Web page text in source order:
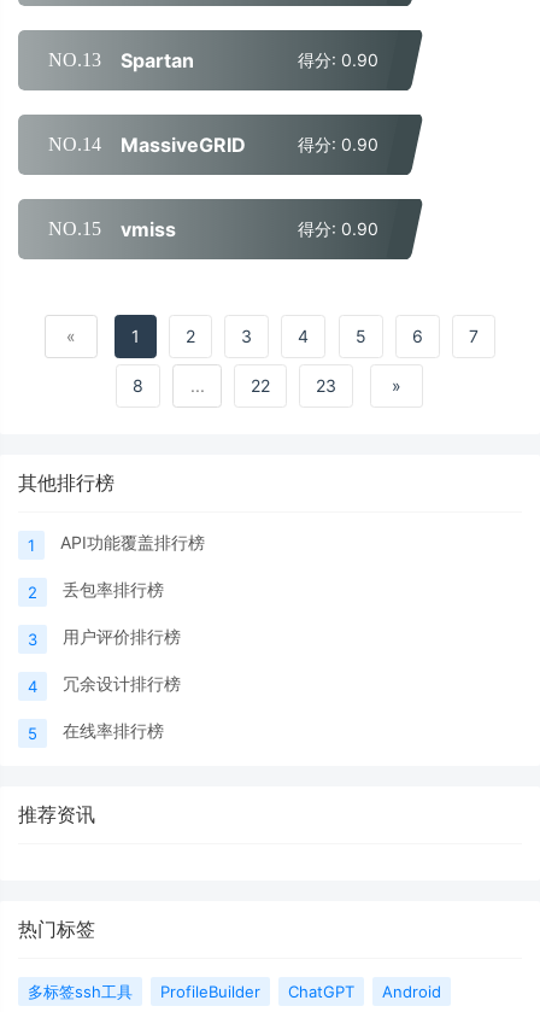
NO.13 Spartan 得分: 0.90
NO.14 MassiveGRID 得分: 0.90
NO.15 vmiss 得分: 0.90
« 1 2 3 4 5 6 7
8 ... 22 23 »
其他排行榜
1 API功能覆盖排行榜
2 丢包率排行榜
3 用户评价排行榜
4 冗余设计排行榜
5 在线率排行榜
推荐资讯
热门标签
多标签ssh工具 ProfileBuilder ChatGPT Android